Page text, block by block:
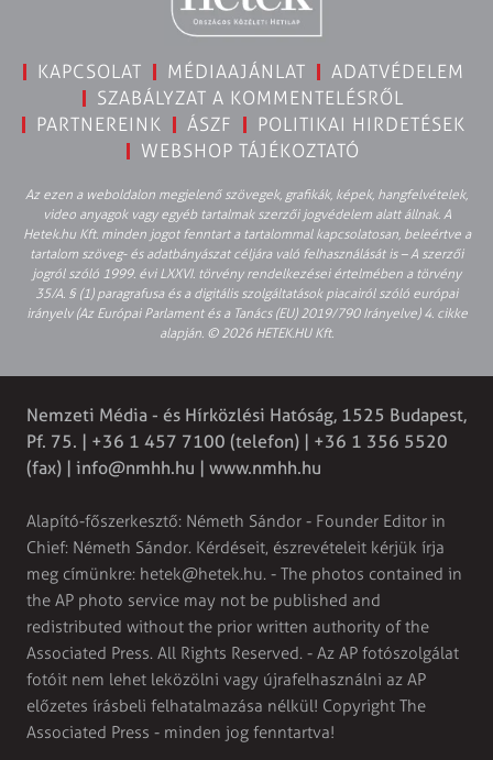
KAPCSOLAT MÉDIAAJÁNLAT
ADATVÉDELEM
SZABÁLYZAT A KOMMENTELÉSRŐL
PARTNEREINK
ÁSZF
POLITIKAI HIRDETÉSEK
WEBSHOP TÁJÉKOZTATÓ
Az ezen a weboldalon megjelenő szövegek, grafikák, képek, hangfelvételek,
video anyagok vagy egyéb tartalmak szerzői jogvédelem alatt állnak. A
Hetek.hu Kft. minden jogot fenntart a tartalommal kapcsolatosan, beleértve a
tartalom szöveg- és adatbányászat céljára való felhasználását is – A szerzői
jogról szóló 1999. évi LXXVI. törvény rendelkezései értelmében a törvény
35/A. § (1) paragrafusa és a digitális szolgáltatások piacairól szóló európai
irányelv (Az Európai Parlament és a Tanács (EU) 2019/790 Irányelve) 4. cikke
alapján. © 2026 HETEK.HU Kft.
Nemzeti Média - és Hírközlési Hatóság, 1525 Budapest,
Pf. 75. | +36 1 457 7100 (telefon) | +36 1 356 5520
(fax) | info@nmhh.hu | www.nmhh.hu
Alapító-főszerkesztő: Németh Sándor - Founder Editor in
Chief: Németh Sándor. Kérdéseit, észrevételeit kérjük írja
meg címünkre: hetek@hetek.hu. - The photos contained in
the AP photo service may not be published and
redistributed without the prior written authority of the
Associated Press. All Rights Reserved. - Az AP fotószolgálat
fotóit nem lehet leközölni vagy újrafelhasználni az AP
előzetes írásbeli felhatalmazása nélkül! Copyright The
Associated Press - minden jog fenntartva!